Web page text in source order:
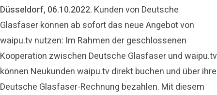
Düsseldorf, 06.10.2022. Kunden von Deutsche
Glasfaser können ab sofort das neue Angebot von
waipu.tv nutzen: Im Rahmen der geschlossenen
Kooperation zwischen Deutsche Glasfaser und waipu.tv
können Neukunden waipu.tv direkt buchen und über ihre
Deutsche Glasfaser-Rechnung bezahlen. Mit diesem